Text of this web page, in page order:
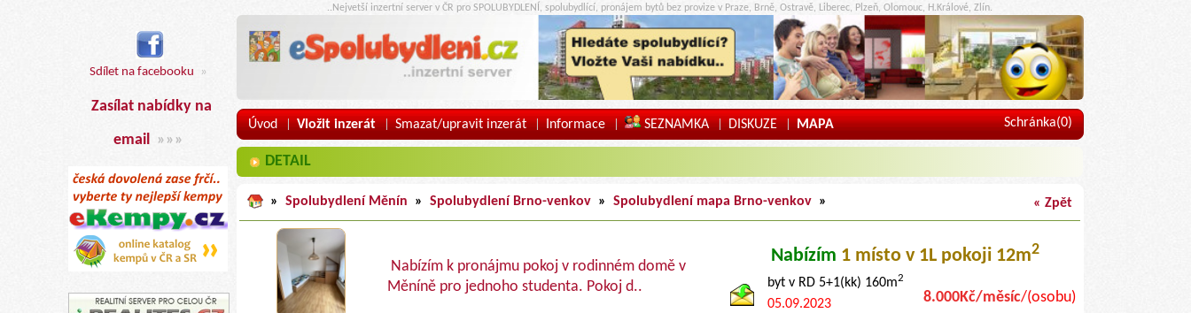
Sdílet na facebooku »
Zasílat nabídky na
email »»»
..Nejvetší inzertní server v ČR pro SPOLUBYDLENÍ, spolubydlící, pronájem bytů bez provize v Praze, Brně, Ostravě, Liberec, Plzeň, Olomouc, H.Králové, Zlín.
Úvod | Vložit inzerát | Smazat/upravit inzerát | Informace | SEZNAMKA | DISKUZE | MAPA Schránka(0)
DETAIL
» Spolubydlení Měnín » Spolubydlení Brno-venkov » Spolubydlení mapa Brno-venkov » « Zpět
Nabízím k pronájmu pokoj v rodinném domě v
Měníně pro jednoho studenta. Pokoj d..
Nabízím 1 místo v 1L pokoji 12m2
byt v RD 5+1(kk) 160m2
8.000Kč/měsíc/(osobu)
05.09.2023